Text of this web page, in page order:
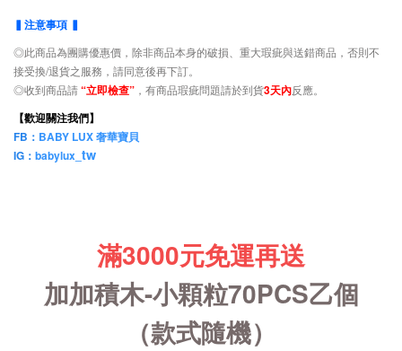
▍注意事項 ▍
◎此商品為團購優惠價，除非商品本身的破損、重大瑕疵與送錯商品，否則不
接受換/退貨之服務，請同意後再下訂。
◎收到商品請“立即檢查” ，有商品瑕疵問題請於到貨3天內反應。
【歡迎關注我們】
FB： BABY LUX 奢華寶貝
IG： babylux_ tw
滿3000元免運再送
加加積木-小顆粒70PCS乙個
（款式隨機）